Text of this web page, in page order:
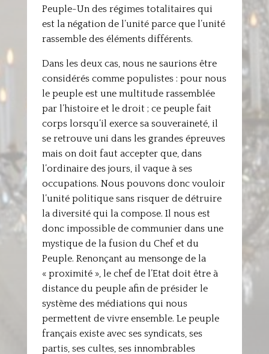
Peuple-Un des régimes totalitaires qui
est la négation de l’unité parce que l’unité
rassemble des éléments différents.
Dans les deux cas, nous ne saurions être
considérés comme populistes : pour nous
le peuple est une multitude rassemblée
par l’histoire et le droit ; ce peuple fait
corps lorsqu’il exerce sa souveraineté, il
se retrouve uni dans les grandes épreuves
mais on doit faut accepter que, dans
l’ordinaire des jours, il vaque à ses
occupations. Nous pouvons donc vouloir
l’unité politique sans risquer de détruire
la diversité qui la compose. Il nous est
donc impossible de communier dans une
mystique de la fusion du Chef et du
Peuple. Renonçant au mensonge de la
« proximité », le chef de l’Etat doit être à
distance du peuple afin de présider le
système des médiations qui nous
permettent de vivre ensemble. Le peuple
français existe avec ses syndicats, ses
partis, ses cultes, ses innombrables